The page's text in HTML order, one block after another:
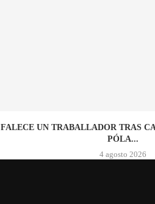
FALECE UN TRABALLADOR TRAS
PÓLA...
4 agosto 2026